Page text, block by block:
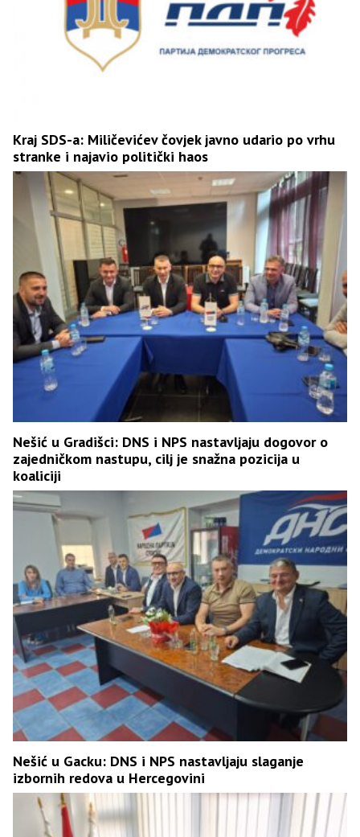
Kraj SDS-a: Miličevićev čovjek javno udario po vrhu
stranke i najavio politički haos
Nešić u Gradišci: DNS i NPS nastavljaju dogovor o
zajedničkom nastupu, cilj je snažna pozicija u
koaliciji
Nešić u Gacku: DNS i NPS nastavljaju slaganje
izbornih redova u Hercegovini